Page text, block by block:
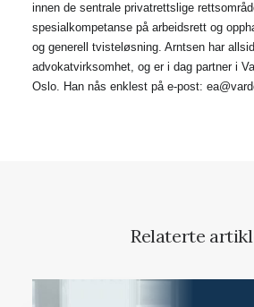
innen de sentrale privatrettslige
spesialkompetanse på arbeidsrett og
og generell tvisteløsning. Arntsen har
advokatvirksomhet, og er i dag partner i
Oslo. Han nås enklest på e-post:
Relaterte